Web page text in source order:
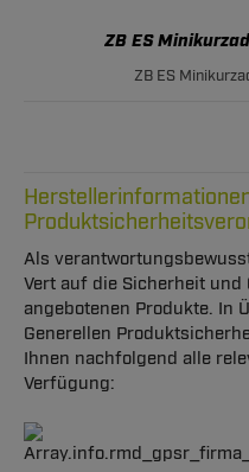
ZB ES
ZB ES
Als
Vert auf die Sicherheit und
angebotenen Produkte. In
Generellen
Ihnen nachfolgend alle
Verfügung: